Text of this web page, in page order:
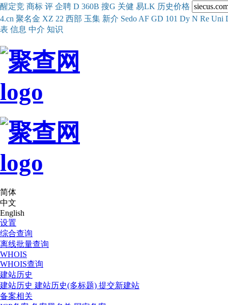
醒定竞 商标 评 企聘 D 360B 搜G 关健 易LK 历史价格
4.cn 聚名金 XZ 22 西部 玉集 新介 Sedo AF GD 101 Dy N Re Uni
表 信息 中介 知识